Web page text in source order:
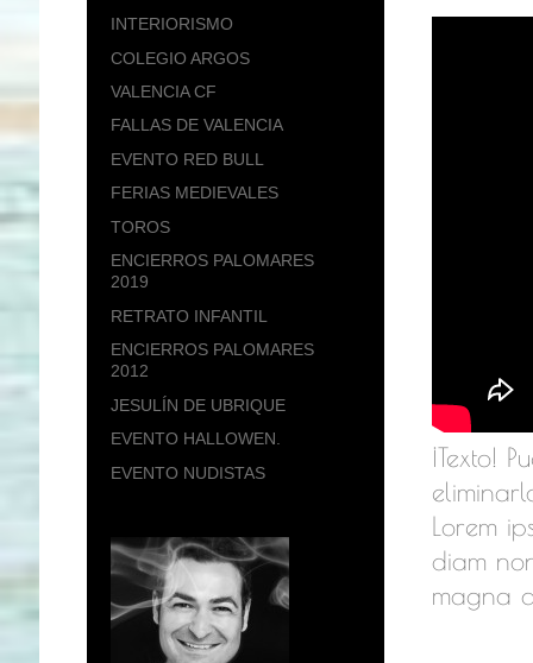
¡Texto!
Lorem
diam
magna
INTERIORISMO
COLEGIO ARGOS
VALENCIA CF
FALLAS DE VALENCIA
EVENTO RED BULL
FERIAS MEDIEVALES
TOROS
ENCIERROS PALOMARES
2019
RETRATO INFANTIL
ENCIERROS PALOMARES
2012
JESULÍN DE UBRIQUE
EVENTO HALLOWEN.
EVENTO NUDISTAS